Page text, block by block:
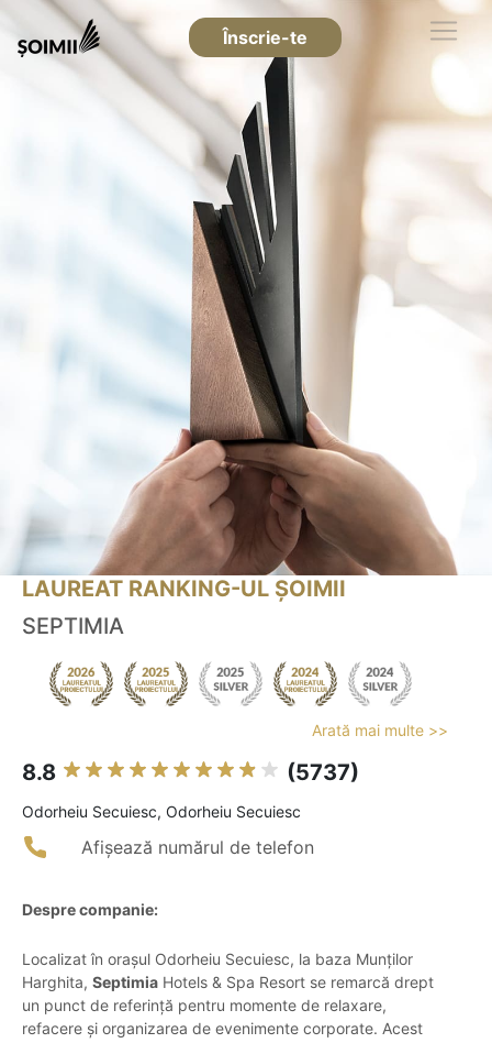
Înscrie-te
LAUREAT RANKING-UL ȘOIMII
SEPTIMIA
Arată mai multe >>
8.8 (5737)
Odorheiu Secuiesc, Odorheiu Secuiesc
Afișează numărul de telefon
Despre companie:
Localizat în orașul Odorheiu Secuiesc, la baza Munților
Harghita, Septimia Hotels & Spa Resort se remarcă drept
un punct de referință pentru momente de relaxare,
refacere și organizarea de evenimente corporate. Acest